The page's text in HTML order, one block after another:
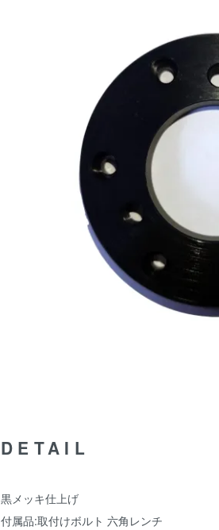
DETAIL
黒メッキ仕上げ
付属品:取付けボルト 六角レンチ